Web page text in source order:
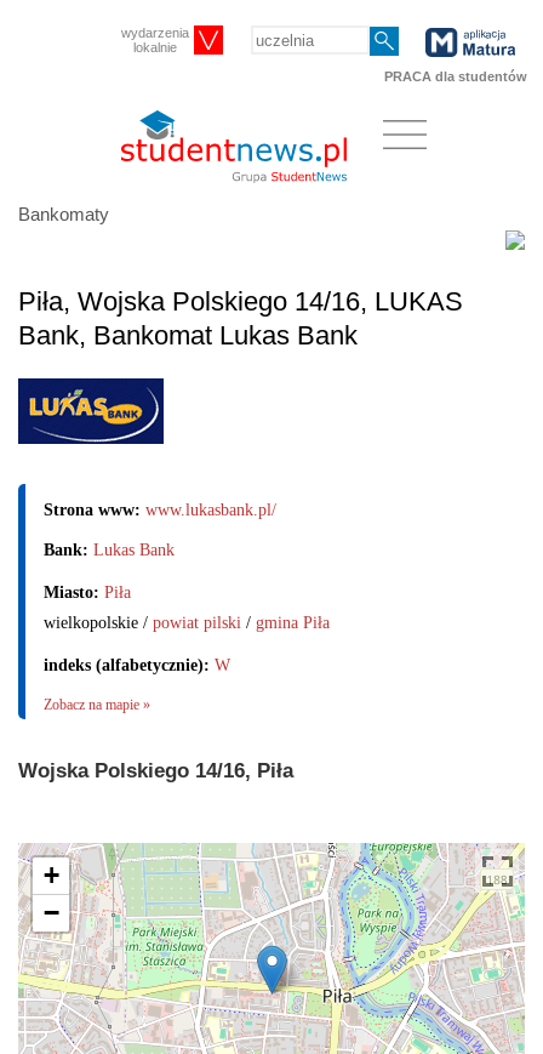
wydarzenia
lokalnie
PRACA dla studentów
Bankomaty
Piła, Wojska Polskiego 14/16, LUKAS
Bank, Bankomat Lukas Bank
Strona www: www.lukasbank.pl/
Bank: Lukas Bank
Miasto: Piła
wielkopolskie / powiat pilski / gmina Piła
indeks (alfabetycznie): W
Zobacz na mapie »
Wojska Polskiego 14/16, Piła
+
−